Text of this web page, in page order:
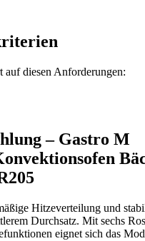
auf diesen Anforderungen:
– Gastro M
Hitzeverteilung und
Durchsatz. Mit sechs
eignet sich das